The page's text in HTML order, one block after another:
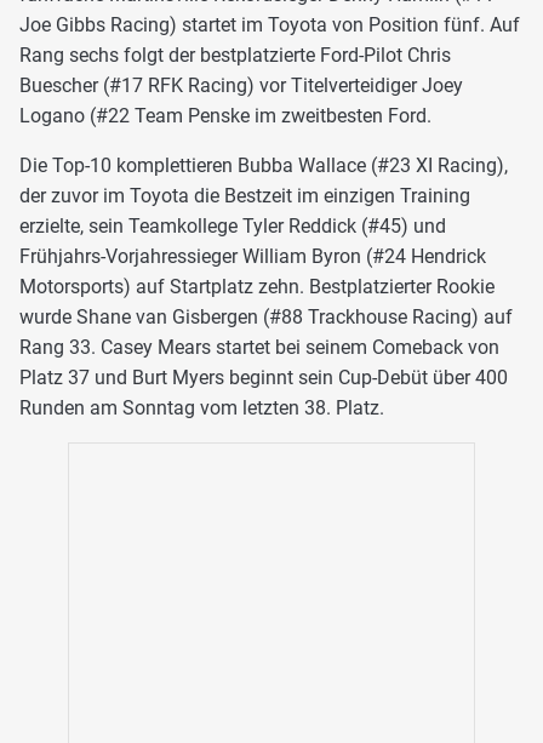
Joe Gibbs Racing) startet im Toyota von Position fünf. Auf
Rang sechs folgt der bestplatzierte Ford-Pilot Chris
Buescher (#17 RFK Racing) vor Titelverteidiger Joey
Logano (#22 Team Penske im zweitbesten Ford.
Die Top-10 komplettieren Bubba Wallace (#23 XI Racing),
der zuvor im Toyota die Bestzeit im einzigen Training
erzielte, sein Teamkollege Tyler Reddick (#45) und
Frühjahrs-Vorjahressieger William Byron (#24 Hendrick
Motorsports) auf Startplatz zehn. Bestplatzierter Rookie
wurde Shane van Gisbergen (#88 Trackhouse Racing) auf
Rang 33. Casey Mears startet bei seinem Comeback von
Platz 37 und Burt Myers beginnt sein Cup-Debüt über 400
Runden am Sonntag vom letzten 38. Platz.